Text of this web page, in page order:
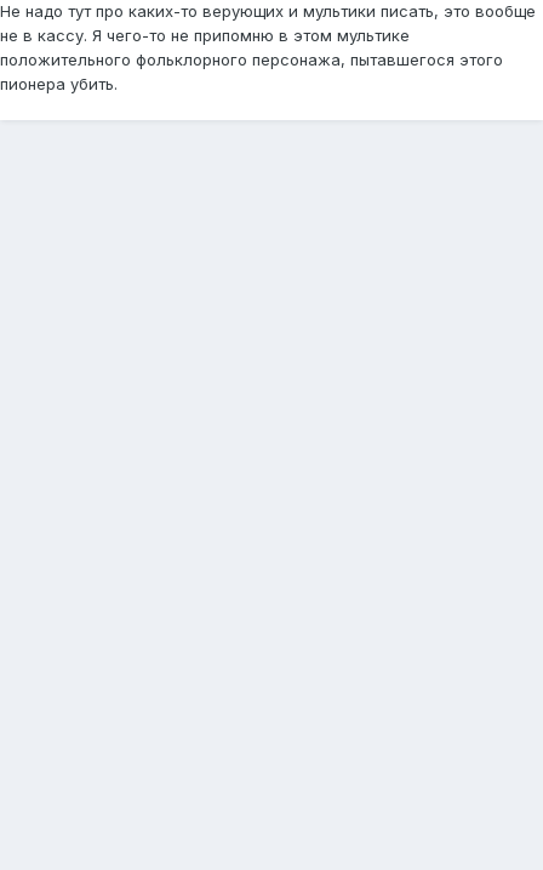
Не надо тут про каких-то верующих и мультики писать, это вообще
не в кассу. Я чего-то не припомню в этом мультике
положительного фольклорного персонажа, пытавшегося этого
пионера убить.